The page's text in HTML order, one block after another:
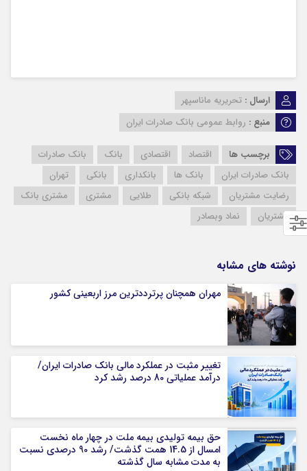
ارسال : تحریریه ماناسپهر
منبع : روابط عمومی بانک صادرات ایران
برچسب ها اقتصاد اقتصادی بانک
بانک صادرات
بانک صادرات ایران
بانک ها بانکداری بانکی
تهران
رضایت مشتریان
شبکه بانکی طلایی مشتری
مشتری بانک
مشتریان
نماد وبصادر
نوشته های مشابه
مهران همچنان پرترددترین مرز اربعینی کشور
تغییر مثبت در عملکرد مالی بانک صادرات ایران/
درآمد عملیاتی 80 درصد رشد کرد
حق بیمه تولیدی بیمه ملت در چهار ماه نخست
امسال از 14.5 همت گذشت/ رشد 90 درصدی نسبت
به مدت مشابه سال گذشته